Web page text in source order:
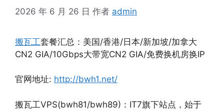
2026 年 6 月 26 日 作者 admin
搬瓦工套餐汇总：美国/香港/日本/新加坡/加拿大
CN2 GIA/10Gbps大带宽CN2 GIA/免费换机房换IP
官网地址: http://bwh1.net/
搬瓦工VPS(bwh81/bwh89)：IT7旗下站点，始于